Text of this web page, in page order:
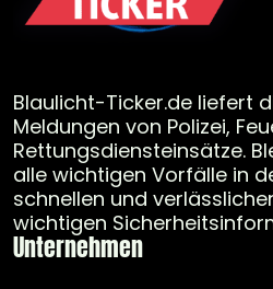
Blaulicht-Ticker.de liefert
Meldungen von Polizei,
Rettungsdiensteinsätze.
alle wichtigen Vorfälle in
schnellen und
wichtigen
Unternehmen